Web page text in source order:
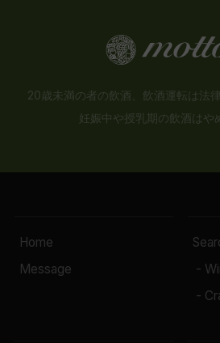
20歳未満の者の飲酒、飲酒運転は法
妊娠中や授乳期の飲酒はや
Home
Message
-
-